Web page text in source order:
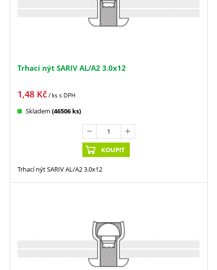
Trhací nýt SARIV AL/A2 3.0x12
1,48 Kč/ kss DPH
Skladem (46506 ks)
KOUPIT
Trhací nýt SARIV AL/A2 3.0x12